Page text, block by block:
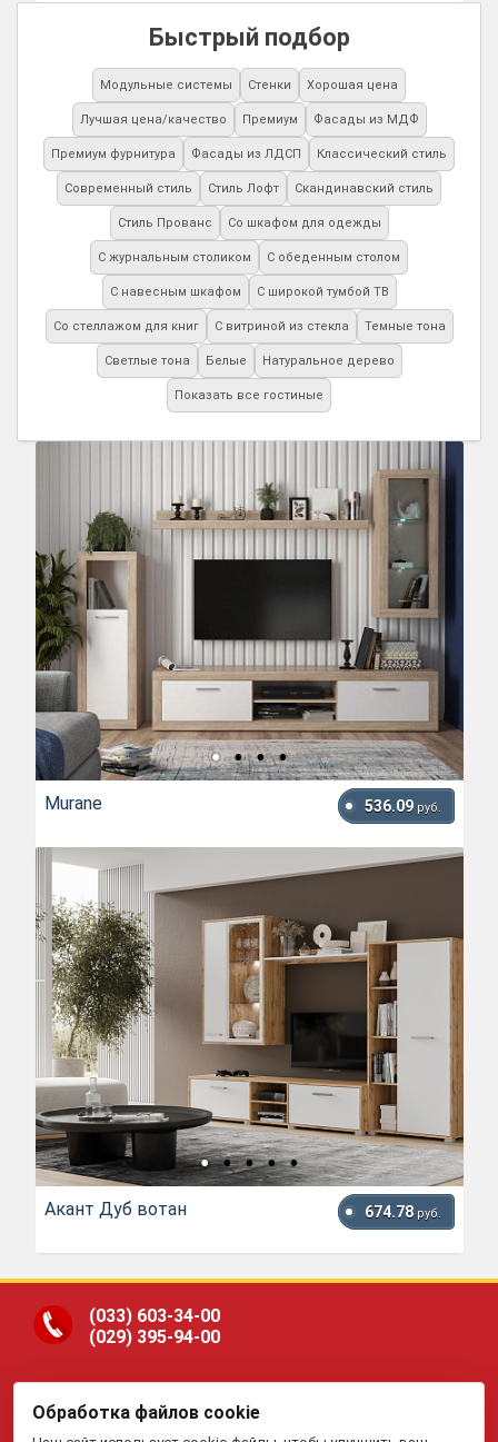
Быстрый подбор
Модульные системы Стенки Хорошая цена
Лучшая цена/качество Премиум Фасады из МДФ
Премиум фурнитура Фасады из ЛДСП Классический стиль
Современный стиль Стиль Лофт Скандинавский стиль
Стиль Прованс Со шкафом для одежды
С журнальным столиком С обеденным столом
С навесным шкафом С широкой тумбой ТВ
Со стеллажом для книг С витриной из стекла Темные тона
Светлые тона Белые Натуральное дерево
Показать все гостиные
Murane 536.09 руб.
Акант Дуб вотан 674.78 руб.
(033) 603-34-00
(029) 395-94-00
Обработка файлов cookie